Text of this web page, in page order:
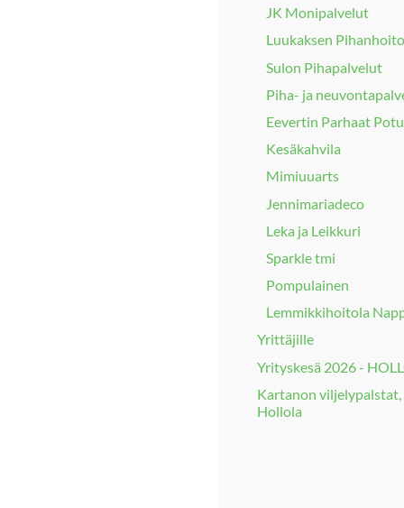
JK Monipalvelut
Luukaksen Pihanhoito
Sulon Pihapalvelut
Piha- ja
Eevertin Parhaat
Kesäkahvila
Mimiuuarts
Jennimariadeco
Leka ja Leikkuri
Sparkle tmi
Pompulainen
Lemmikkihoitola
Yrittäjille
Yrityskesä 2026 -
Kartanon viljelypalstat,
Hollola